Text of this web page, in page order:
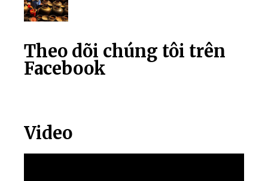
Theo dõi chúng tôi trên
Facebook
Video